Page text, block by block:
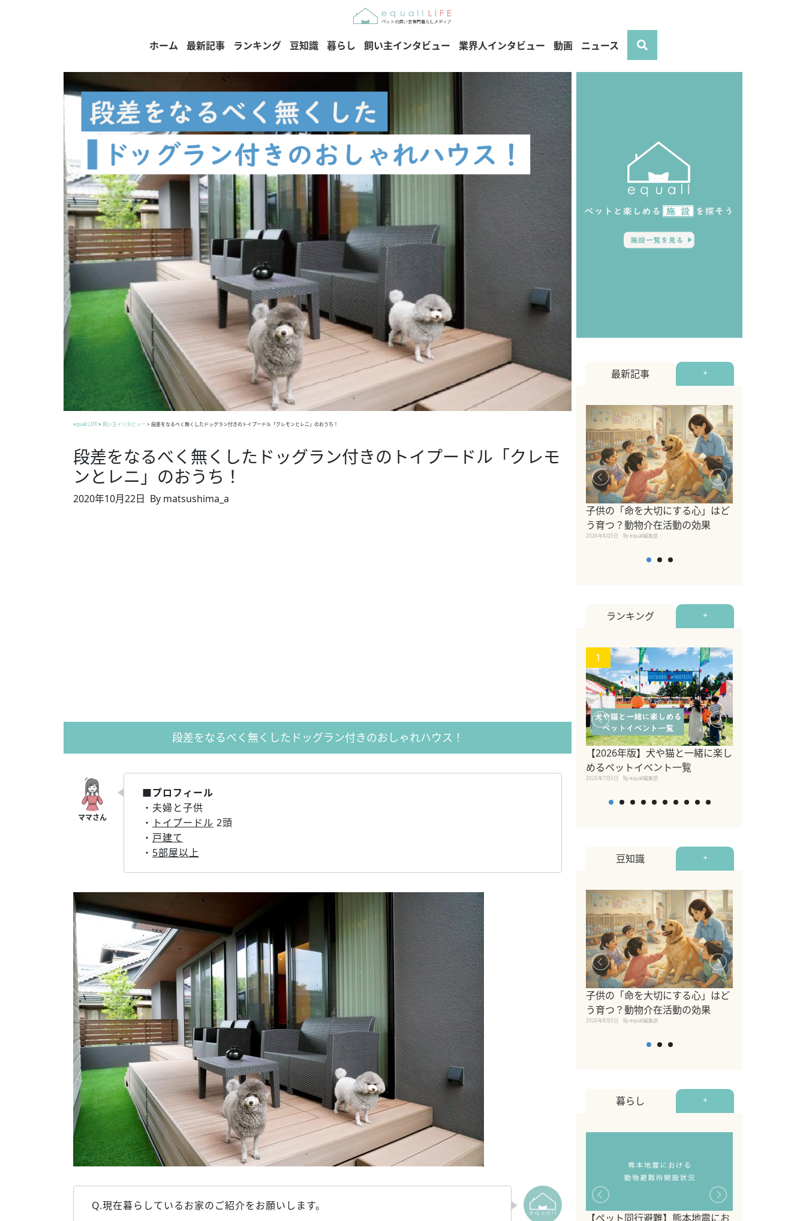
ホーム 最新記事 ランキング 豆知識 暮らし 飼い主インタビュー 業界人インタビュー 動画 ニュース
equall LIFE> 飼い主インタビュー > 段差をなるべく無くしたドッグラン付きのトイプードル「クレモンとレニ」のおうち！
段差をなるべく無くしたドッグラン付きのトイプードル「クレモ
ンとレニ」のおうち！
2020年10月22日 By matsushima_a
段差をなるべく無くしたドッグラン付きのおしゃれハウス！
■プロフィール
・夫婦と子供
・ トイプードル 2頭
・ 戸建て
・ 5部屋以上
Q.現在暮らしているお家のご紹介をお願いします。
最新記事 +
子供の「命を大切にする心」はど
う育つ？動物介在活動の効果
2026年8月5日 By equall編集部
ランキング +
1
【2026年版】犬や猫と一緒に楽し
めるペットイベント一覧
2026年7月5日 By equall編集部
豆知識 +
子供の「命を大切にする心」はど
う育つ？動物介在活動の効果
2026年8月5日 By equall編集部
暮らし +
【ペット同行避難】熊本地震にお